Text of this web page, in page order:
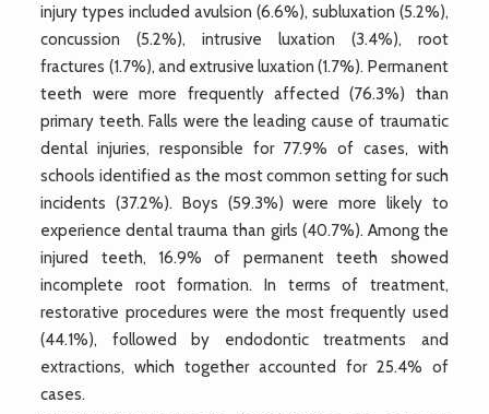
injury types included avulsion (6.6%), subluxation (5.2%),
concussion (5.2%), intrusive luxation (3.4%), root
fractures (1.7%), and extrusive luxation (1.7%). Permanent
teeth were more frequently affected (76.3%) than
primary teeth. Falls were the leading cause of traumatic
dental injuries, responsible for 77.9% of cases, with
schools identified as the most common setting for such
incidents (37.2%). Boys (59.3%) were more likely to
experience dental trauma than girls (40.7%). Among the
injured teeth, 16.9% of permanent teeth showed
incomplete root formation. In terms of treatment,
restorative procedures were the most frequently used
(44.1%), followed by endodontic treatments and
extractions, which together accounted for 25.4% of
cases.